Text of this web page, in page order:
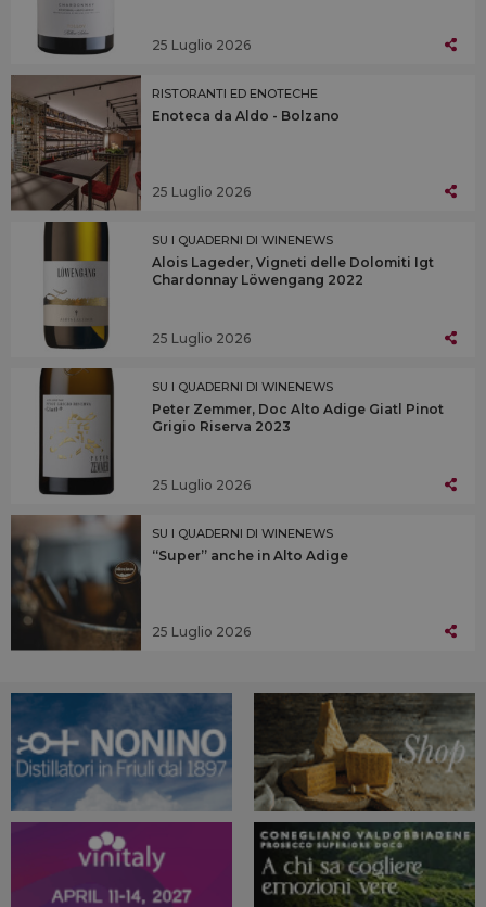
25 Luglio 2026
RISTORANTI ED ENOTECHE
Enoteca da Aldo - Bolzano
25 Luglio 2026
SU I QUADERNI DI WINENEWS
Alois Lageder, Vigneti delle Dolomiti Igt
Chardonnay Löwengang 2022
25 Luglio 2026
SU I QUADERNI DI WINENEWS
Peter Zemmer, Doc Alto Adige Giatl Pinot
Grigio Riserva 2023
25 Luglio 2026
SU I QUADERNI DI WINENEWS
“Super” anche in Alto Adige
25 Luglio 2026